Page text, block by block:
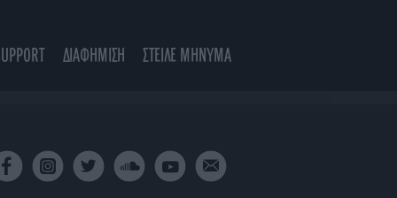
ΔΙΑΦΗΜΙΣΗ ΣΤΕΙΛΕ ΜΗΝΥΜΑ